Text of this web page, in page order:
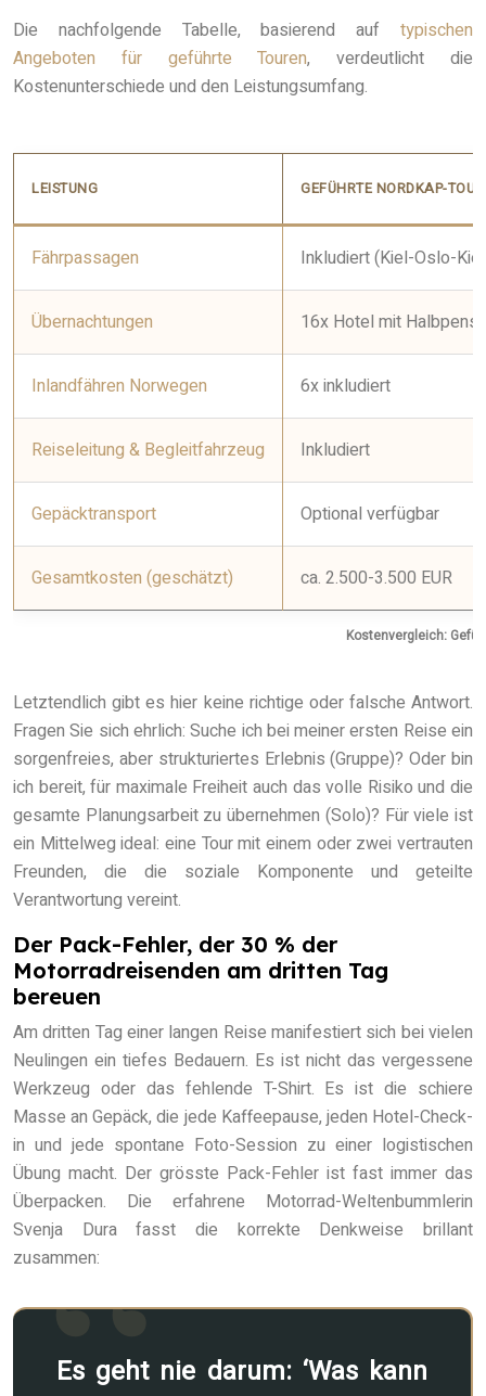
Die nachfolgende Tabelle, basierend auf typischen
Angeboten für geführte Touren, verdeutlicht die
Kostenunterschiede und den Leistungsumfang.
Kostenvergleich:
LEISTUNG GEFÜHRTE NORDKAP-
Fährpassagen Inkludiert (Kiel-Oslo-
Übernachtungen 16x Hotel mit
Inlandfähren Norwegen 6x inkludiert
Reiseleitung & Begleitfahrzeug Inkludiert
Gepäcktransport Optional verfügbar
Gesamtkosten (geschätzt) ca. 2.500-3.500 EUR
Letztendlich gibt es hier keine richtige oder falsche Antwort.
Fragen Sie sich ehrlich: Suche ich bei meiner ersten Reise ein
sorgenfreies, aber strukturiertes Erlebnis (Gruppe)? Oder bin
ich bereit, für maximale Freiheit auch das volle Risiko und die
gesamte Planungsarbeit zu übernehmen (Solo)? Für viele ist
ein Mittelweg ideal: eine Tour mit einem oder zwei vertrauten
Freunden, die die soziale Komponente und geteilte
Verantwortung vereint.
Der Pack-Fehler, der 30 % der
Motorradreisenden am dritten Tag
bereuen
Am dritten Tag einer langen Reise manifestiert sich bei vielen
Neulingen ein tiefes Bedauern. Es ist nicht das vergessene
Werkzeug oder das fehlende T-Shirt. Es ist die schiere
Masse an Gepäck, die jede Kaffeepause, jeden Hotel-Check-
in und jede spontane Foto-Session zu einer logistischen
Übung macht. Der grösste Pack-Fehler ist fast immer das
Überpacken. Die erfahrene Motorrad-Weltenbummlerin
Svenja Dura fasst die korrekte Denkweise brillant
zusammen:
Es geht nie darum: ‘Was kann